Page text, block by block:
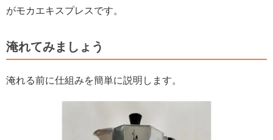
がモカエキスプレスです。
淹れてみましょう
淹れる前に仕組みを簡単に説明します。